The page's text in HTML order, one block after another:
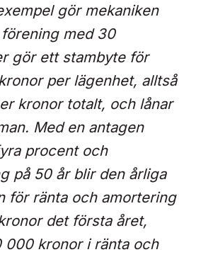
gör mekaniken
med 30
gör ett stambyte för
per lägenhet, alltså
kronor totalt, och lånar
Med en antagen
procent och
på 50 år blir den årliga
för ränta och amortering
det första året,
000 kronor i ränta och